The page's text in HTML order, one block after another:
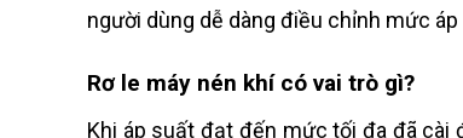
người dùng dễ dàng điều chỉnh mức
Rơ le máy nén khí có vai trò gì?
Khi áp suất đạt đến mức tối đa đã cài